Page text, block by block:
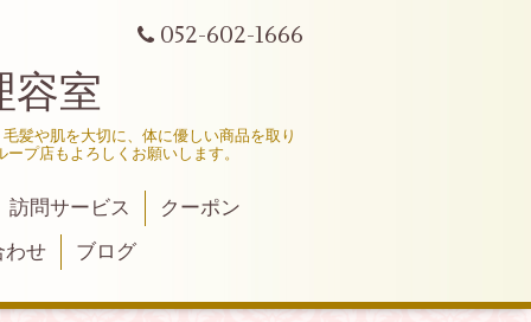
052-602-1666
室
髪や肌を大切に、体に優しい商品を取り
プ店もよろしくお願いします。
訪問サービス
クーポン
わせ
ブログ